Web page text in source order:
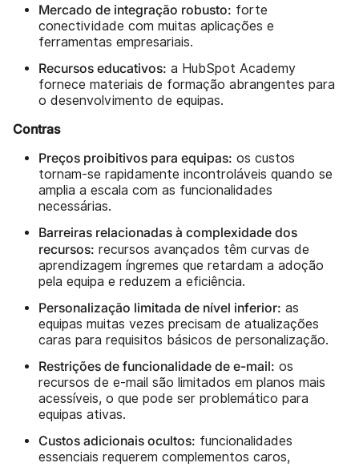
Mercado de integração robusto: forte
conectividade com muitas aplicações e
ferramentas empresariais.
Recursos educativos: a HubSpot Academy
fornece materiais de formação abrangentes para
o desenvolvimento de equipas.
Contras
Preços proibitivos para equipas: os custos
tornam-se rapidamente incontroláveis quando se
amplia a escala com as funcionalidades
necessárias.
Barreiras relacionadas à complexidade dos
recursos: recursos avançados têm curvas de
aprendizagem íngremes que retardam a adoção
pela equipa e reduzem a eficiência.
Personalização limitada de nível inferior: as
equipas muitas vezes precisam de atualizações
caras para requisitos básicos de personalização.
Restrições de funcionalidade de e-mail: os
recursos de e-mail são limitados em planos mais
acessíveis, o que pode ser problemático para
equipas ativas.
Custos adicionais ocultos: funcionalidades
essenciais requerem complementos caros,